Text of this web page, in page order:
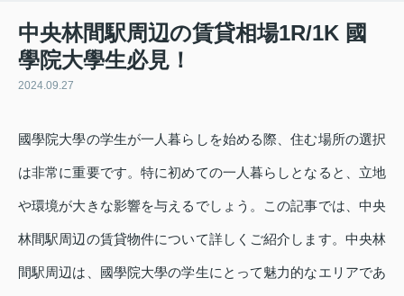
中央林間駅周辺の賃貸相場1R/1K 國
學院大學生必見！
2024.09.27
國學院大學の学生が一人暮らしを始める際、住む場所の選択
は非常に重要です。特に初めての一人暮らしとなると、立地
や環境が大きな影響を与えるでしょう。この記事では、中央
林間駅周辺の賃貸物件について詳しくご紹介します。中央林
間駅周辺は、國學院大學の学生にとって魅力的なエリアであ